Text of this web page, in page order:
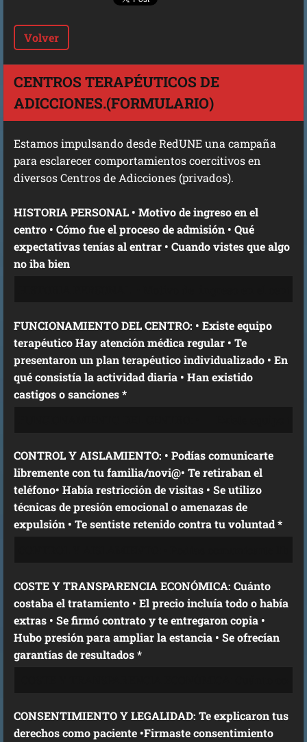
Volver
CENTROS TERAPÉUTICOS DE
ADICCIONES.(FORMULARIO)
Estamos impulsando desde RedUNE una campaña
para esclarecer comportamientos coercitivos en
diversos Centros de Adicciones (privados).
HISTORIA PERSONAL • Motivo de ingreso en el
centro • Cómo fue el proceso de admisión • Qué
expectativas tenías al entrar • Cuando vistes que algo
no iba bien
FUNCIONAMIENTO DEL CENTRO: • Existe equipo
terapéutico Hay atención médica regular • Te
presentaron un plan terapéutico individualizado • En
qué consistía la actividad diaria • Han existido
castigos o sanciones *
CONTROL Y AISLAMIENTO: • Podías comunicarte
libremente con tu familia/novi@• Te retiraban el
teléfono• Había restricción de visitas • Se utilizo
técnicas de presión emocional o amenazas de
expulsión • Te sentiste retenido contra tu voluntad *
COSTE Y TRANSPARENCIA ECONÓMICA: Cuánto
costaba el tratamiento • El precio incluía todo o había
extras • Se firmó contrato y te entregaron copia •
Hubo presión para ampliar la estancia • Se ofrecían
garantías de resultados *
CONSENTIMIENTO Y LEGALIDAD: Te explicaron tus
derechos como paciente •Firmaste consentimiento